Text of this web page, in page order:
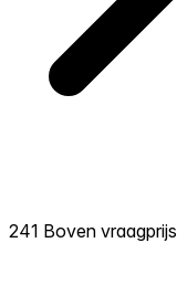
241 Boven vraagprijs